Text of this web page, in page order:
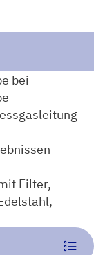
bei
Filter,